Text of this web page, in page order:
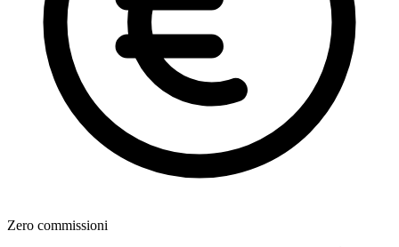
Zero commissioni